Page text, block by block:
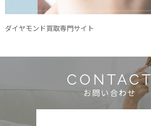
ダイヤモンド買取専門サイト
CONTACT
お問い合わせ